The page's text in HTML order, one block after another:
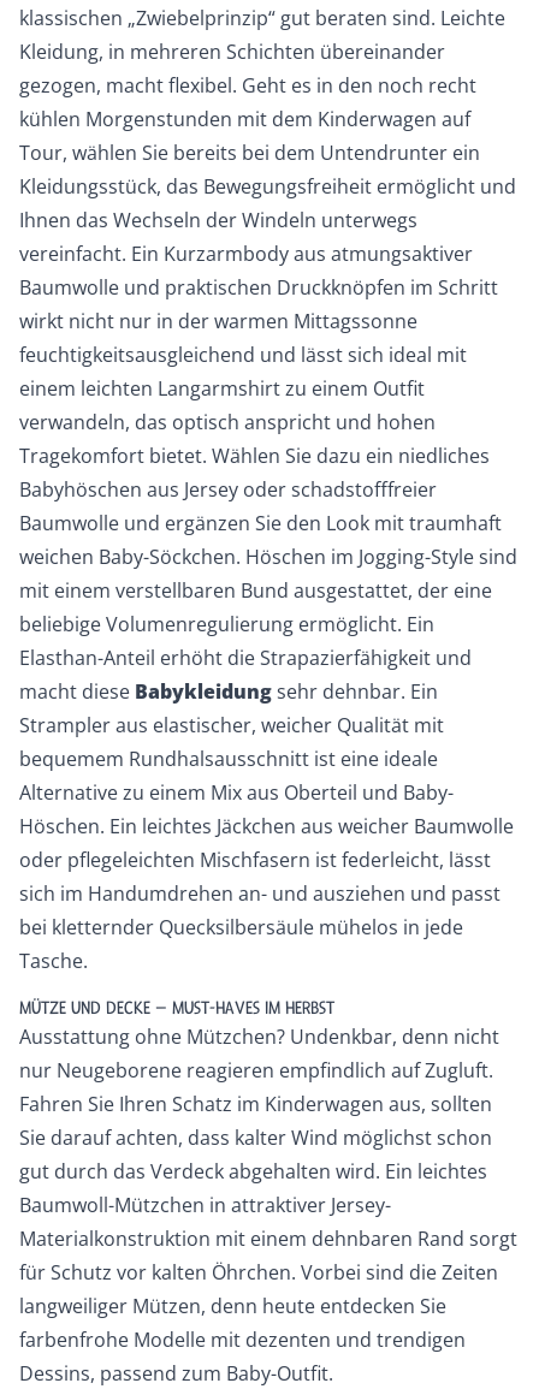
klassischen „Zwiebelprinzip“ gut beraten sind. Leichte
Kleidung, in mehreren Schichten übereinander
gezogen, macht flexibel. Geht es in den noch recht
kühlen Morgenstunden mit dem Kinderwagen auf
Tour, wählen Sie bereits bei dem Untendrunter ein
Kleidungsstück, das Bewegungsfreiheit ermöglicht und
Ihnen das Wechseln der Windeln unterwegs
vereinfacht. Ein Kurzarmbody aus atmungsaktiver
Baumwolle und praktischen Druckknöpfen im Schritt
wirkt nicht nur in der warmen Mittagssonne
feuchtigkeitsausgleichend und lässt sich ideal mit
einem leichten Langarmshirt zu einem Outfit
verwandeln, das optisch anspricht und hohen
Tragekomfort bietet. Wählen Sie dazu ein niedliches
Babyhöschen aus Jersey oder schadstofffreier
Baumwolle und ergänzen Sie den Look mit traumhaft
weichen Baby-Söckchen. Höschen im Jogging-Style sind
mit einem verstellbaren Bund ausgestattet, der eine
beliebige Volumenregulierung ermöglicht. Ein
Elasthan-Anteil erhöht die Strapazierfähigkeit und
macht diese Babykleidungsehr dehnbar. Ein
Strampler aus elastischer, weicher Qualität mit
bequemem Rundhalsausschnitt ist eine ideale
Alternative zu einem Mix aus Oberteil und Baby-
Höschen. Ein leichtes Jäckchen aus weicher Baumwolle
oder pflegeleichten Mischfasern ist federleicht, lässt
sich im Handumdrehen an- und ausziehen und passt
bei kletternder Quecksilbersäule mühelos in jede
Tasche.
MÜTZE UND DECKE – MUST-HAVES IM HERBST
Ausstattung ohne Mützchen? Undenkbar, denn nicht
nur Neugeborene reagieren empfindlich auf Zugluft.
Fahren Sie Ihren Schatz im Kinderwagen aus, sollten
Sie darauf achten, dass kalter Wind möglichst schon
gut durch das Verdeck abgehalten wird. Ein leichtes
Baumwoll-Mützchen in attraktiver Jersey-
Materialkonstruktion mit einem dehnbaren Rand sorgt
für Schutz vor kalten Öhrchen. Vorbei sind die Zeiten
langweiliger Mützen, denn heute entdecken Sie
farbenfrohe Modelle mit dezenten und trendigen
Dessins, passend zum Baby-Outfit.